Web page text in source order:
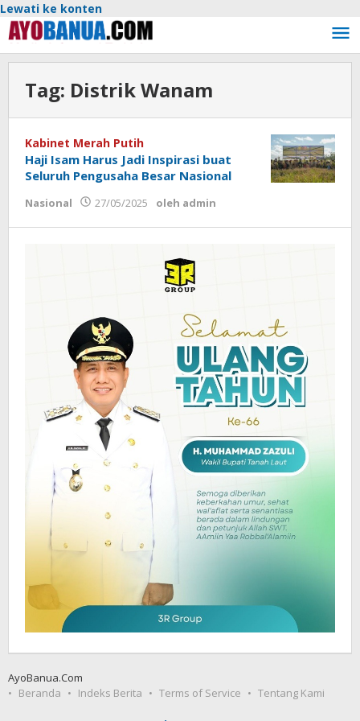
Lewati ke konten
Tag: Distrik Wanam
Kabinet Merah Putih
Haji Isam Harus Jadi Inspirasi buat
Seluruh Pengusaha Besar Nasional
Nasional 27/05/2025 oleh admin
AyoBanua.Com
Beranda
Indeks Berita Terms of Service Tentang Kami